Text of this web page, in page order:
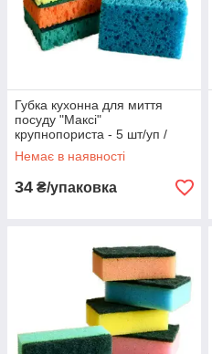
Губка кухонна для миття
посуду "Максі"
крупнопориста - 5 шт/уп /
Поролонова Губка для миття
посуду
Немає в наявності
34 ₴/упаковка